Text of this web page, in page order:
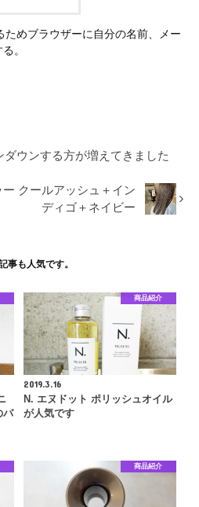
ためブラウザーに自分の名前、メー
。
ダウンする方が増えてきました
クールアッシュ＋イン
ディゴ＋ネイビー
事も人気です。
バ
商品紹介
2019.3.16
N. エヌドット ポリッシュオイル
が人気です
商品紹介